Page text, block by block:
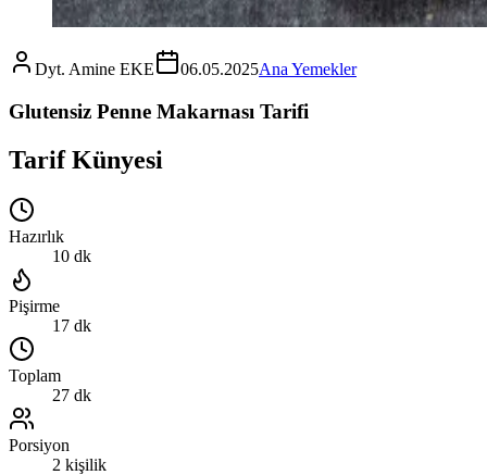
Dyt. Amine EKE 06.05.2025Ana Yemekler
Glutensiz Penne Makarnası Tarifi
Tarif Künyesi
Hazırlık
10 dk
Pişirme
17 dk
Toplam
27 dk
Porsiyon
2 kişilik